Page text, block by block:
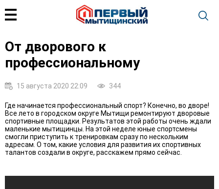
От дворового к
профессиональному
15 августа 2020 22:09 344
Где начинается профессиональный спорт? Конечно, во дворе!
Все лето в городском округе Мытищи ремонтируют дворовые
спортивные площадки. Результатов этой работы очень ждали
маленькие мытищинцы. На этой неделе юные спортсмены
смогли приступить к тренировкам сразу по нескольким
адресам. О том, какие условия для развития их спортивных
талантов создали в округе, расскажем прямо сейчас.